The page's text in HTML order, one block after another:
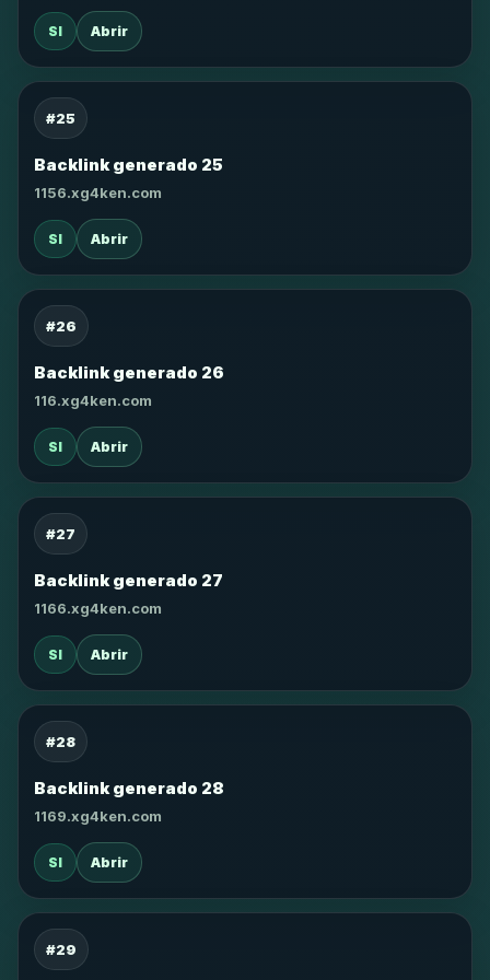
SI Abrir
#25
Backlink generado 25
1156.xg4ken.com
SI Abrir
#26
Backlink generado 26
116.xg4ken.com
SI Abrir
#27
Backlink generado 27
1166.xg4ken.com
SI Abrir
#28
Backlink generado 28
1169.xg4ken.com
SI Abrir
#29